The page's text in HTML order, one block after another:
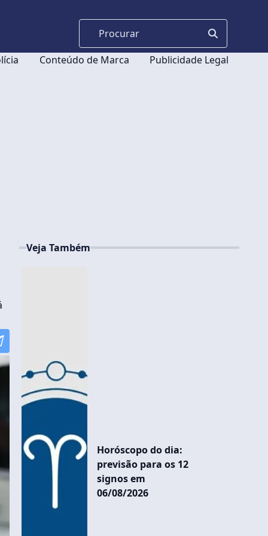
Conteúdo de Marca Publicidade Legal
Veja Também
Horóscopo do dia:
previsão para os 12
signos em
06/08/2026